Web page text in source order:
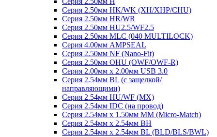
Серия 2.50мм HK/WK (XH/XHP/CHU)
Серия 2.50мм HR/WR
Серия 2.50мм HU2.5/WF2.5
Серия 2.50мм MLC (040 MULTILOCK)
Серия 4.00мм AMPSEAL
Серия 2.50мм NF (Nano-Fit)
Серия 2.50мм OHU (OWF/OWF-R)
Серия 2.00мм x 2.00мм USB 3.0
Серия 2.54мм BL (с защелкой/
направляющими)
Серия 2.54мм HU/WF (MX)
Серия 2.54мм IDC (на провод)
Серия 2.54мм х 1.50мм MM (Micro-Match)
Серия 2.54мм х 2.54мм BH
Серия 2.54мм х 2.54мм BL (BLD/BLS/BWL)